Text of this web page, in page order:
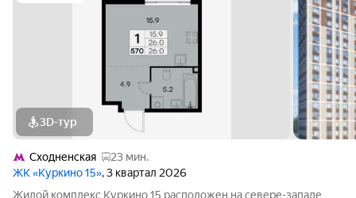
3D-тур
Сходненская
23 мин.
ЖК «Куркино 15», 3 квартал 2026
Жилой комплекс Куркино 15 расположен на севере-западе